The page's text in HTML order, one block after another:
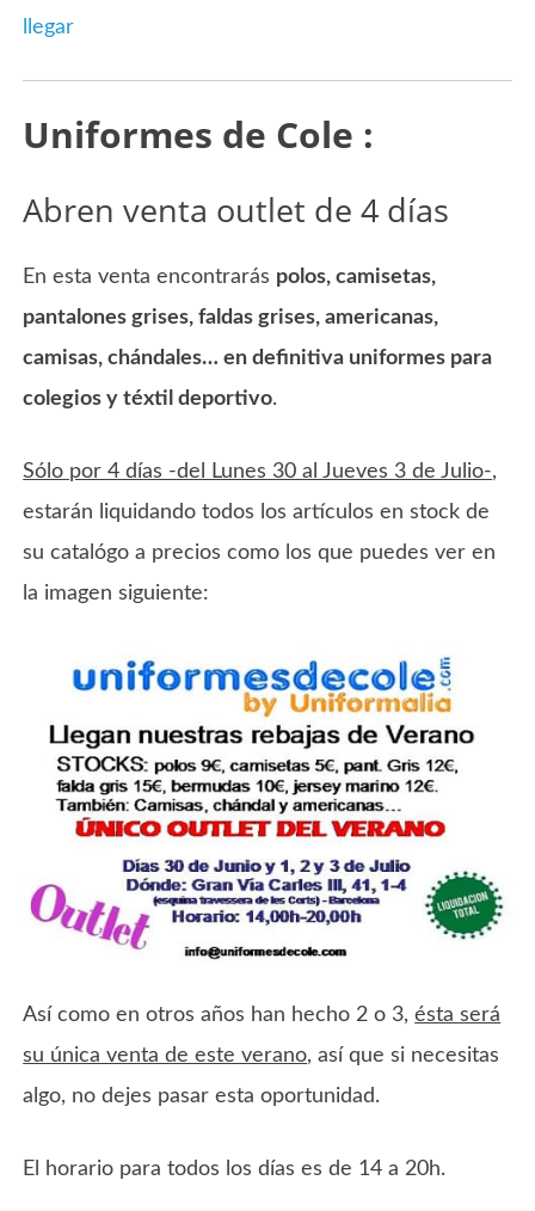
llegar
Uniformes de Cole :
Abren venta outlet de 4 días
En esta venta encontrarás polos, camisetas,
pantalones grises, faldas grises, americanas,
camisas, chándales… endefinitiva uniformes para
colegios y téxtil deportivo.
Sólo por 4 días -del Lunes 30 al Jueves 3 de Julio-,
estarán liquidando todos los artículos en stock de
su catalógo a precios como los que puedes ver en
la imagen siguiente:
Así como en otros años han hecho 2 o 3,ésta será
su única venta de este verano, así que si necesitas
algo, no dejes pasar esta oportunidad.
El horario para todos los días es de 14 a 20h.